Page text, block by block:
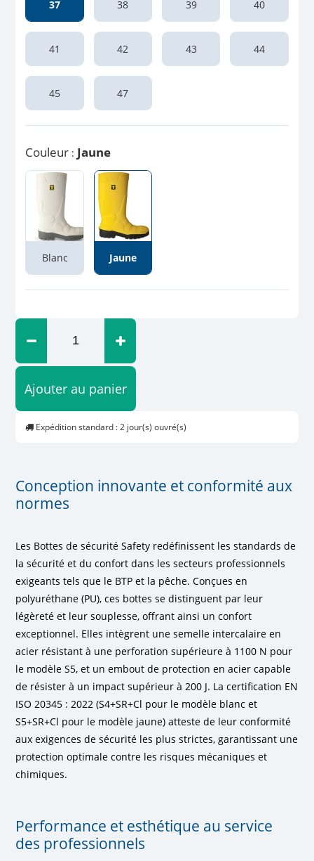
37 38 39 40
41 42 43 44
45 47
Couleur : Jaune
Blanc Jaune
Ajouter au panier
Expédition standard : 2 jour(s) ouvré(s)
Conception innovante et conformité aux
normes
Les Bottes de sécurité Safety redéfinissent les standards de
la sécurité et du confort dans les secteurs professionnels
exigeants tels que le BTP et la pêche. Conçues en
polyuréthane (PU), ces bottes se distinguent par leur
légèreté et leur souplesse, offrant ainsi un confort
exceptionnel. Elles intègrent une semelle intercalaire en
acier résistant à une perforation supérieure à 1100 N pour
le modèle S5, et un embout de protection en acier capable
de résister à un impact supérieur à 200 J. La certification EN
ISO 20345 : 2022 (S4+SR+Cl pour le modèle blanc et
S5+SR+Cl pour le modèle jaune) atteste de leur conformité
aux exigences de sécurité les plus strictes, garantissant une
protection optimale contre les risques mécaniques et
chimiques.
Performance et esthétique au service
des professionnels